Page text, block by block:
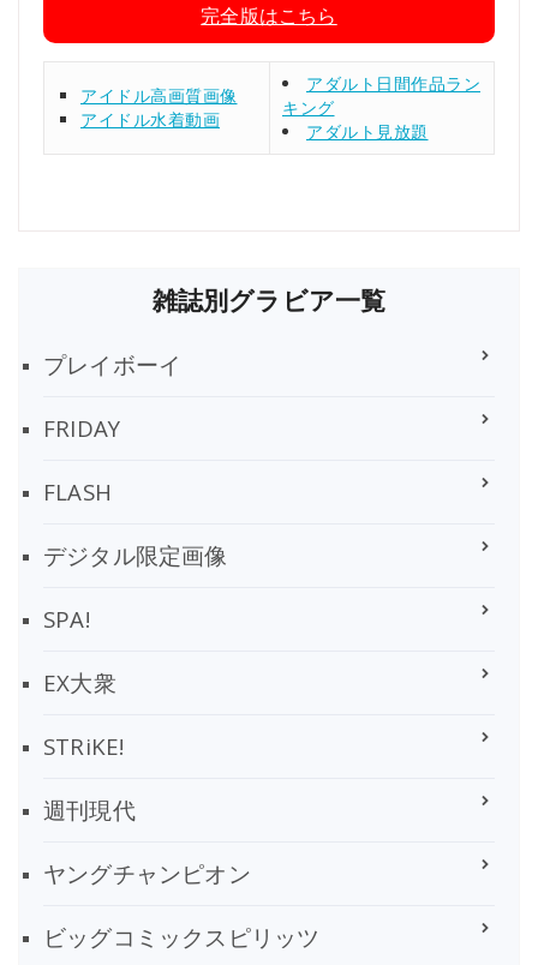
完全版はこちら
アイドル高画質画像
アイドル水着動画
アダルト日間作品ラン
キング
アダルト見放題
雑誌別グラビア一覧
プレイボーイ
FRIDAY
FLASH
デジタル限定画像
SPA!
EX大衆
STRiKE!
週刊現代
ヤングチャンピオン
ビッグコミックスピリッツ